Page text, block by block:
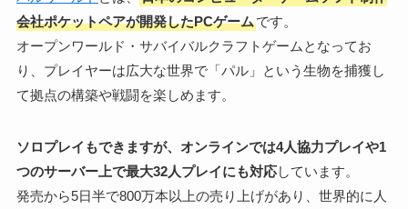
会社ポケットペアが開発したPCゲームです。
オープンワールド・サバイバルクラフトゲームとなってお
り、プレイヤーは広大な世界で「パル」という生物を捕獲し
て拠点の構築や戦闘を楽しめます。
ソロプレイもできますが、オンラインでは4人協力プレイや1
つのサーバー上で最大32人プレイにも対応しています。
発売から5日半で800万本以上の売り上げがあり、世界的に人